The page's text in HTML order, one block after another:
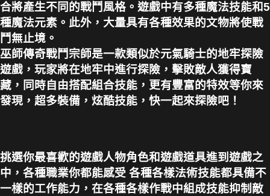
合將產生不同的戰鬥風格。遊戲中有多種魔法技能和5
種魔法元素。此外，大量具有各種效果的文物將使戰
鬥無止境。
巫師傳奇戰鬥宗師是一款類似於元氣騎士的地牢探險
遊戲，玩家將在地牢中進行探險，擊敗敵人獲得寶
藏，同時自由搭配組合技能，更有豐富的特效等你來
發現，超多裝備，炫酷技能，快一起來探險吧！
挑選你最喜歡的遊戲人物角色和遊戲道具進到遊戲之
中，各種職業你都能感受 各種各樣法術技能都具備不
一樣的工作能力，在各種各樣作戰中組成技能抑制敵